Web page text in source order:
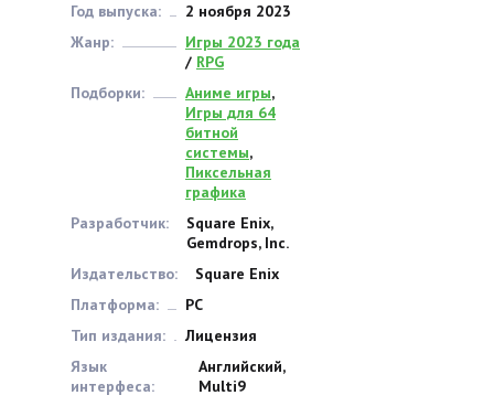
Год выпуска:
2 ноября 2023
Жанр:
Игры 2023 года
/ RPG
Подборки:
Аниме игры,
Игры для 64
битной
системы,
Пиксельная
графика
Разработчик:
Square Enix,
Gemdrops, Inc.
Издательство:
Square Enix
Платформа:
PC
Тип издания:
Лицензия
Язык
интерфеса:
Английский,
Multi9